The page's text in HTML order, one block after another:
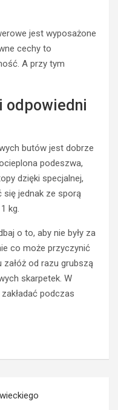
jest wyposażone
cechy to
A przy tym
odpowiedni
butów jest dobrze
podeszwa,
dzięki specjalnej,
się jednak ze sporą
kg.
o to, aby nie były za
co może przyczynić
od razu grubszą
skarpetek. W
podczas